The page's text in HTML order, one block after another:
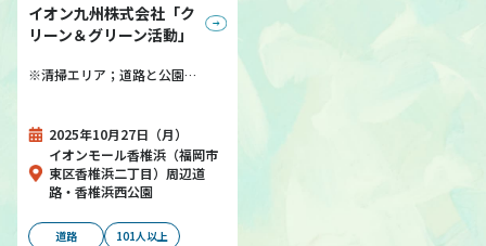
イオン九州株式会社「ク
リーン＆グリーン活動」
※清掃エリア；道路と公園…
2025年10月27日（月）
イオンモール香椎浜（福岡市
東区香椎浜二丁目）周辺道
路・香椎浜西公園
道路
101人以上